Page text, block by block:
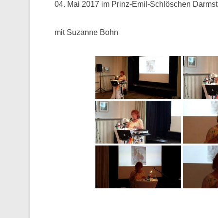
04. Mai 2017 im Prinz-Emil-Schlöschen
mit Suzanne Bohn